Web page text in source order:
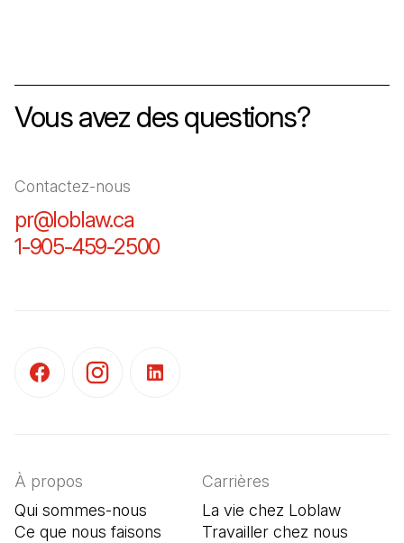
Vous avez des questions?
Contactez-nous
pr@loblaw.ca
1-905-459-2500
À propos
Qui sommes-nous
Ce que nous faisons
Carrières
La vie chez Loblaw
Travailler chez nous